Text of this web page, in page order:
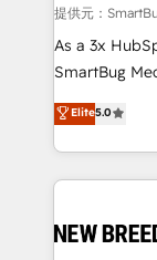
HubSpot導入
GTMの見え
タ品質設計、
の一部をAIが
Breeze・
革を、構想か
提供元：
As a 3x
SmartBug
into a
includes
Software)
making this
and system
Elite5.0